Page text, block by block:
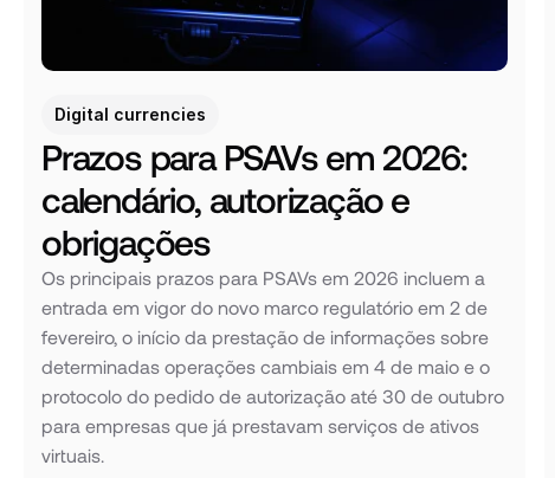
Digital currencies
Prazos para PSAVs em 2026:
calendário, autorização e
obrigações
Os principais prazos para PSAVs em 2026 incluem a
entrada em vigor do novo marco regulatório em 2 de
fevereiro, o início da prestação de informações sobre
determinadas operações cambiais em 4 de maio e o
protocolo do pedido de autorização até 30 de outubro
para empresas que já prestavam serviços de ativos
virtuais.